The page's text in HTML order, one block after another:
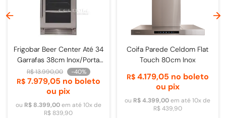
Frigobar Beer Center Até 34
Garrafas 38cm Inox/Porta
de Vidro - 4093840009
R$13.990,00 -40%
R$ 7.979,05 no boleto
ou pix
ou R$ 8.399,00em até10x de
R$ 839,90
Coifa Parede Celdom Flat
Touch 80cm Inox
R$ 4.179,05 no boleto
ou pix
ou R$ 4.399,00em até10x de
R$ 439,90